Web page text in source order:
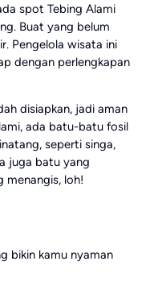
spot Tebing Alami
Buat yang belum
Pengelola wisata ini
dengan perlengkapan
disiapkan, jadi aman
ada batu-batu fosil
seperti singa,
juga batu yang
menangis, loh!
bikin kamu nyaman